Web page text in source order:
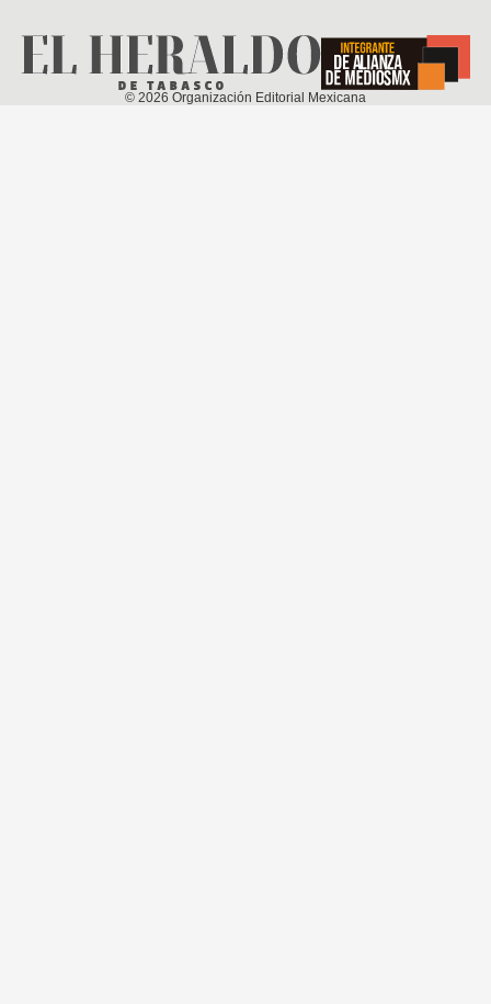
© 2026 Organización Editorial Mexicana